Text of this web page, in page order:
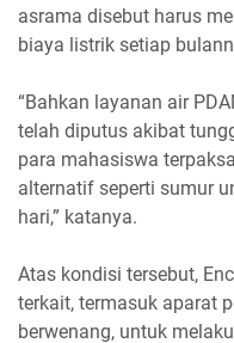
asrama disebut harus
biaya listrik setiap
“Bahkan layanan air
telah diputus akibat
para mahasiswa
alternatif seperti sumur
hari,” katanya.
Atas kondisi tersebut,
terkait, termasuk aparat
berwenang, untuk